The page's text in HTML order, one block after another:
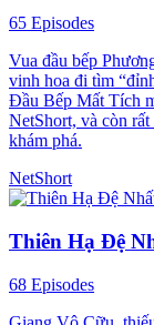
65 Episodes
Vua đầu bếp
vinh hoa đi tìm
Đầu Bếp Mất Tích
NetShort, và còn
khám phá.
NetShort
Thiên Hạ Đệ
68 Episodes